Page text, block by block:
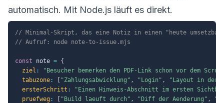
automatisch. Mit Node.js läuft es direkt.
// Minimal-Skript, das eine Notiz in einen "heute
// Aufruf: node note-to-issue.mjs
const note = {
ziel :
"Besucher bemerken den PDF-Link schon vor dem
tabuzone : "Zahlungsabwicklung" , "Login" ,
"Layout in der
ersterSchritt :
"Einen Hinweis-Abschnitt im ersten
pruefweg : "Build laeuft durch" , "Diff der Aenderung" ,